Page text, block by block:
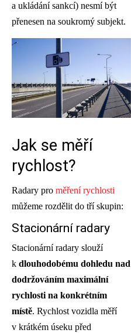
a ukládání sankcí) nesmí být
přenesen na soukromý subjekt.
Jak se měří
rychlost?
Radary pro měření rychlosti
můžeme rozdělit do tří skupin:
Stacionární radary
Stacionární radary slouží
k dlouhodobému dohledu nad
dodržováním maximální
rychlosti na konkrétním
místě. Rychlost vozidla měří
v krátkém úseku před